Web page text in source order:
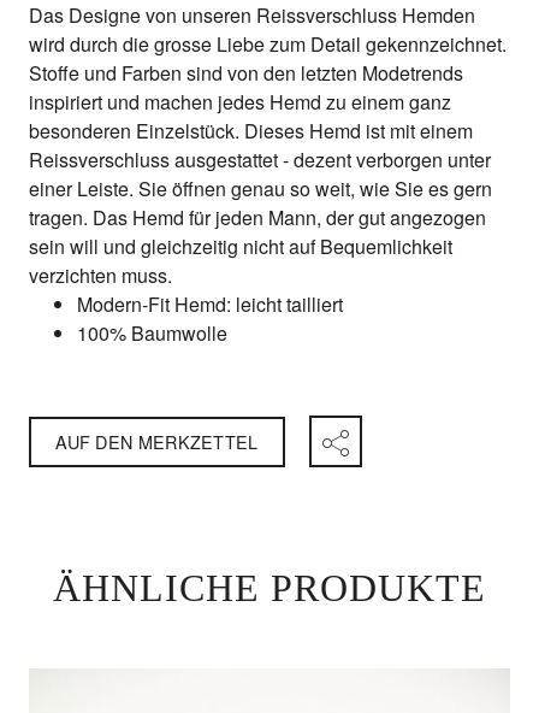
Das Designe von unseren Reissverschluss Hemden
wird durch die grosse Liebe zum Detail gekennzeichnet.
Stoffe und Farben sind von den letzten Modetrends
inspiriert und machen jedes Hemd zu einem ganz
besonderen Einzelstück. Dieses Hemd ist mit einem
Reissverschluss ausgestattet - dezent verborgen unter
einer Leiste. Sie öffnen genau so weit, wie Sie es gern
tragen. Das Hemd für jeden Mann, der gut angezogen
sein will und gleichzeitig nicht auf Bequemlichkeit
verzichten muss.
Modern-Fit Hemd: leicht tailliert
100% Baumwolle
AUF DEN MERKZETTEL
ÄHNLICHE PRODUKTE